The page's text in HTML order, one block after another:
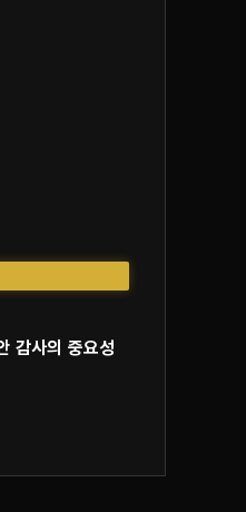
감사의 중요성